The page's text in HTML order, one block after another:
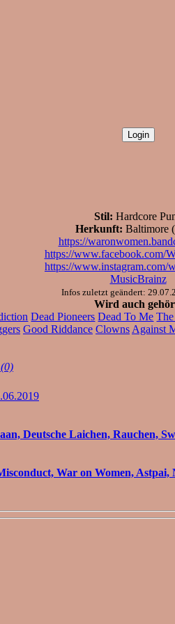
Stil: Hardcore
Herkunft: Baltimore
https://
https://www.facebook.com/
https://www.instagram.com/
MusicBrainz
Infos zuletzt geändert:
Wird auch
Dead Pioneers Dead To Me
Good Riddance Clowns Against
Deutsche Laichen, Rauchen,
War on Women, Astpai,